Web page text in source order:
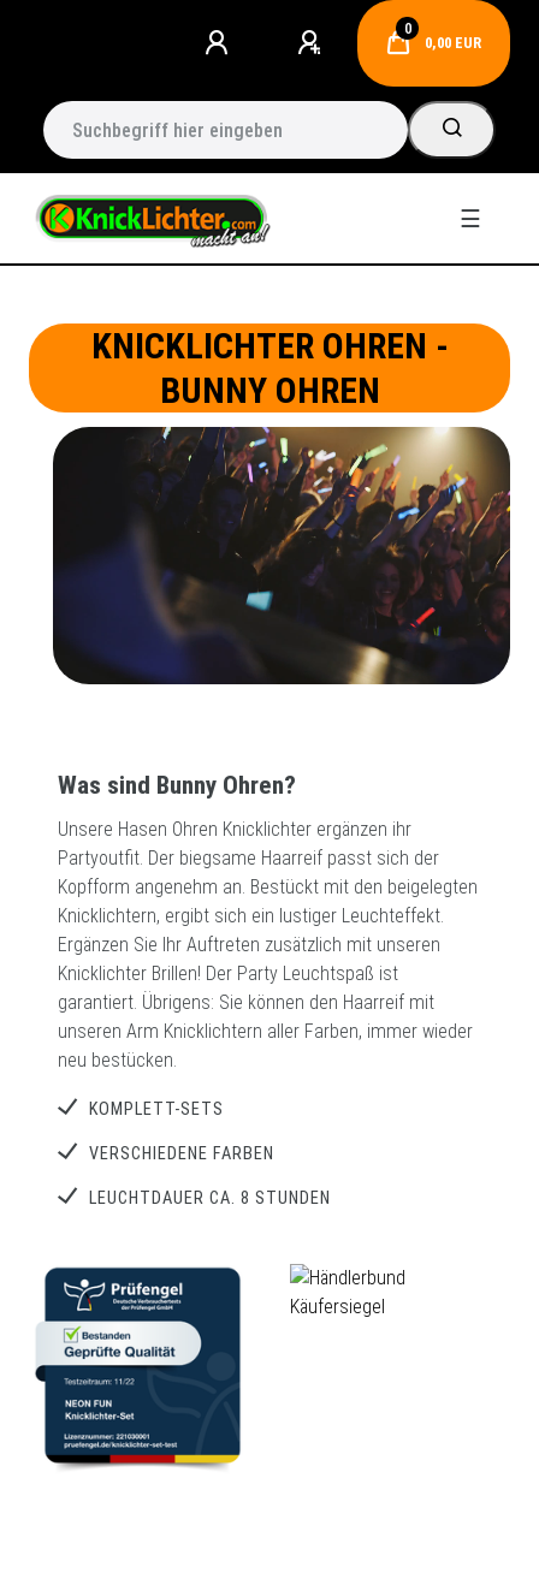
0
0,00 EUR
☰
KNICKLICHTER OHREN -
BUNNY OHREN
Was sind Bunny Ohren?
Unsere Hasen Ohren Knicklichter ergänzen ihr
Partyoutfit. Der biegsame Haarreif passt sich der
Kopfform angenehm an. Bestückt mit den beigelegten
Knicklichtern, ergibt sich ein lustiger Leuchteffekt.
Ergänzen Sie Ihr Auftreten zusätzlich mit unseren
Knicklichter Brillen! Der Party Leuchtspaß ist
garantiert. Übrigens: Sie können den Haarreif mit
unseren Arm Knicklichtern aller Farben, immer wieder
neu bestücken.
KOMPLETT-SETS
VERSCHIEDENE FARBEN
LEUCHTDAUER CA. 8 STUNDEN